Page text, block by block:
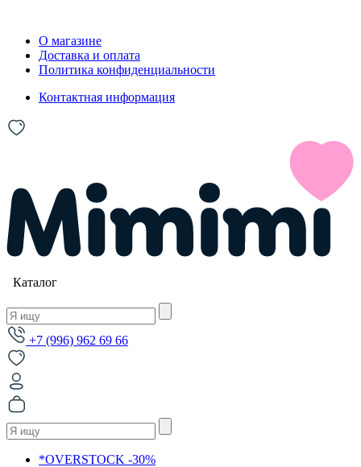
О магазине
Доставка и оплата
Политика конфиденциальности
Контактная информация
Каталог
+7 (996) 962 69 66
*OVERSTOCK -30%